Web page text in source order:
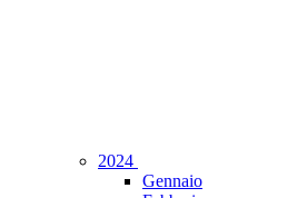
2024
Gennaio